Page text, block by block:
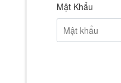
Mật Khẩu